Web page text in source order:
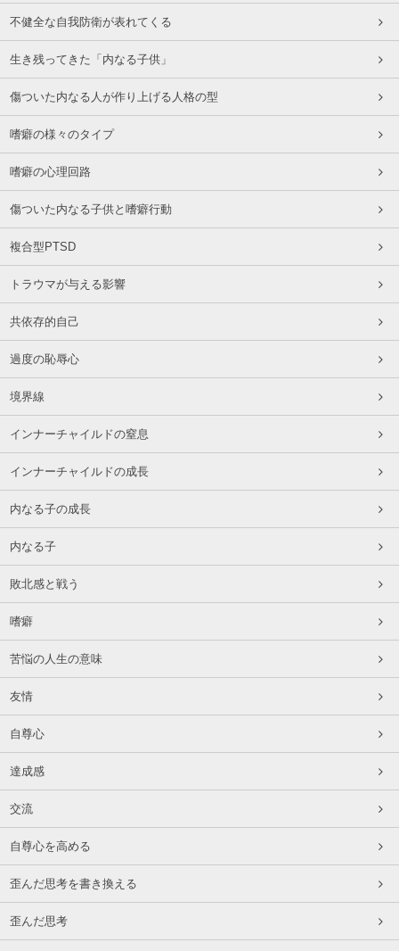
不健全な自我防衛が表れてくる
生き残ってきた「内なる子供」
傷ついた内なる人が作り上げる人格の型
嗜癖の様々のタイプ
嗜癖の心理回路
傷ついた内なる子供と嗜癖行動
複合型PTSD
トラウマが与える影響
共依存的自己
過度の恥辱心
境界線
インナーチャイルドの窒息
インナーチャイルドの成長
内なる子の成長
内なる子
敗北感と戦う
嗜癖
苦悩の人生の意味
友情
自尊心
達成感
交流
自尊心を高める
歪んだ思考を書き換える
歪んだ思考